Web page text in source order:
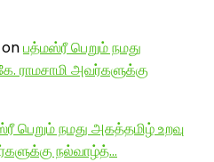
onபத்மஸ்ரீ பெறும் நமது
ராமசாமி அவர்களுக்கு
பெறும் நமது அகத்தமிழ் உறவு
நல்வாழ்த்…